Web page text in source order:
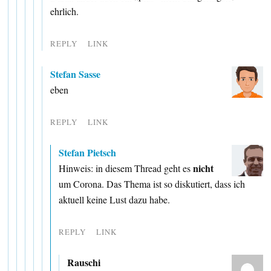
ehrlich.
REPLY LINK
Stefan Sasse
eben
REPLY LINK
Stefan Pietsch
Hinweis: in diesem Thread geht esnicht
um Corona. Das Thema ist so diskutiert, dass ich
aktuell keine Lust dazu habe.
REPLY LINK
Rauschi